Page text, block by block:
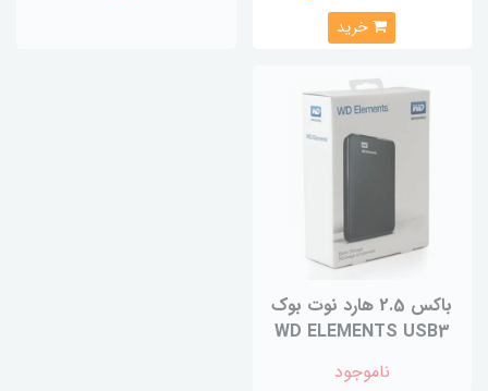
خرید
باکس 2.5 هارد نوت بوک
WD ELEMENTS USB3
ناموجود